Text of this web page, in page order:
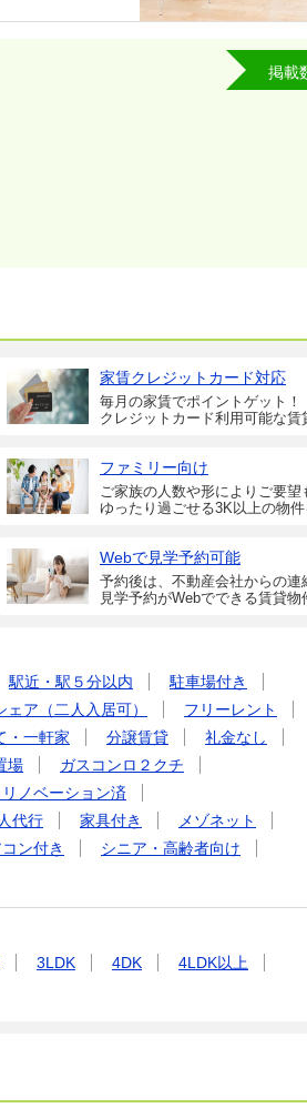
掲載
家賃クレジットカード対応
毎月の家賃でポイントゲット！
クレジットカード利用可能な賃
ファミリー向け
ご家族の人数や形によりご要望
ゆったり過ごせる3K以上の物件
Webで見学予約可能
予約後は、不動産会社からの連
見学予約がWebでできる賃貸物
駅近・駅５分以内
駐車場付き
ェア（二人入居可） フリーレント
・一軒家 分譲賃貸
礼金なし
場
ガスコンロ２クチ
ノベーション済
代行 家具付き
メゾネット
ン付き
シニア・高齢者向け
3LDK 4DK
4LDK以上